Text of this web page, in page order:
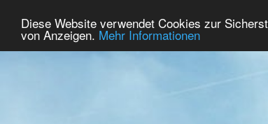
Diese Website verwendet Cookies zur
von Anzeigen. Mehr Informationen
Home Premium